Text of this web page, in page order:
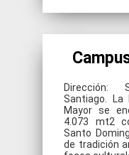
Dirección:
Santiago.
Mayor se
4.073 mt2
Santo
de tradición